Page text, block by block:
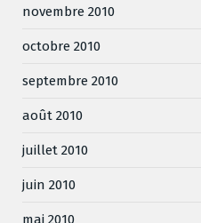
novembre 2010
octobre 2010
septembre 2010
août 2010
juillet 2010
juin 2010